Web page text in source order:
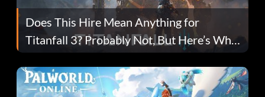
Does This Hire Mean Anything for
Titanfall 3? Probably Not, But Here’s Why
Fans Are Hopeful